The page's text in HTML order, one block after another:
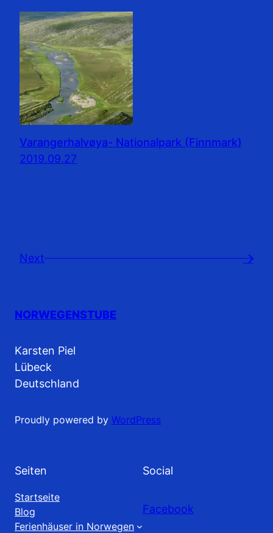
Varangerhalvøya- Nationalpark (Finnmark)
2019.09.27
Next →
NORWEGENSTUBE
Karsten Piel
Lübeck
Deutschland
Proudly powered by WordPress
Seiten
Startseite
Blog
Ferienhäuser in Norwegen
Social
Facebook